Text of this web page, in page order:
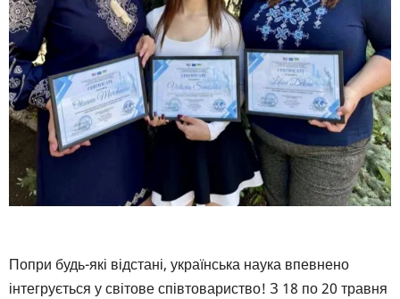
Попри будь-які відстані, українська наука впевнено
інтегрується у світове співтовариство! З 18 по 20 травня